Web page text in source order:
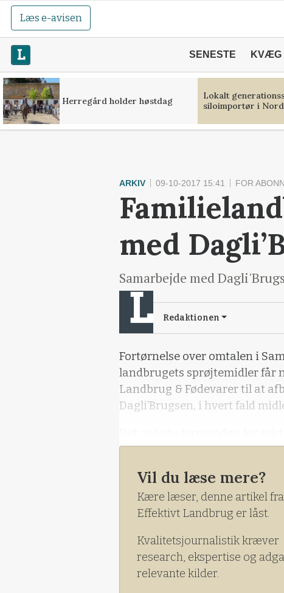
Læs e-avisen
SENESTE KVÆG
Herregård holder høstdag
Lokalt
siloimportør i
ARKIV 09-10-2017 15:41 FOR
med
Samarbejde med
Redaktionen
Fortørnelse over omtalen i
landbrugets sprøjtemidler får
Landbrug & Fødevarer til at
Dagli’Brugsen, i hvert fald
Andreasen, tidligere i dag på
Vil du læse mere?
Kære læser, denne artikel fra
Effektivt Landbrug er låst.
Kvalitetsjournalistik kræver
research, ekspertise og
relevante kilder.